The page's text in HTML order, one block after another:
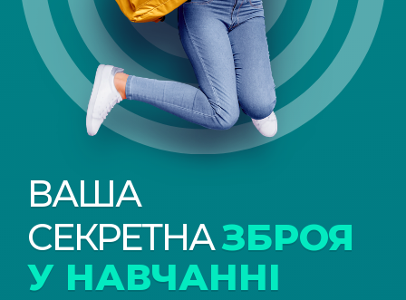
ВАША
СЕКРЕТНАЗБРОЯ
У НАВЧАННІ